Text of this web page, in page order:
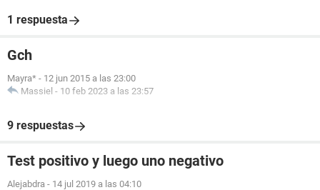
1 respuesta
Gch
Mayra* - 12 jun 2015 a las 23:00
Massiel - 10 feb 2023 a las 23:57
9 respuestas
Test positivo y luego uno negativo
Alejabdra - 14 jul 2019 a las 04:10